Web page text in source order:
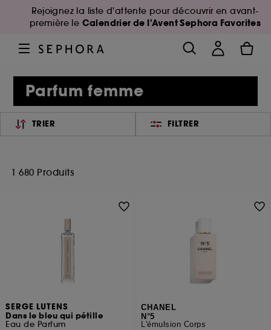
Rejoignez la liste d'attente pour découvrir en avant-
première le Calendrier de l'Avent Sephora Favorites
Parfum femme
TRIER FILTRER
1 680 Produits
SERGE LUTENS
Dans le bleu qui pétille
Eau de Parfum
CHANEL
N°5
L'émulsion Corps